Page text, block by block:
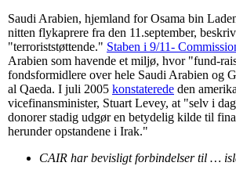
Saudi Arabien, hjemland for Osama bin
nitten flykaprere fra den 11.september,
"terroriststøttende." Staben i 9/11-
Arabien som havende et miljø, hvor "fund-
fondsformidlere over hele Saudi Arabien og
al Qaeda. I juli 2005 konstaterede den
vicefinansminister, Stuart Levey, at "selv i
donorer stadig udgør en betydelig kilde til
herunder opstandene i Irak."
CAIR har bevisligt forbindelser til …